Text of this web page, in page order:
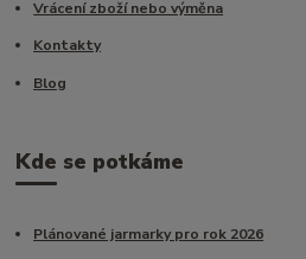
Vrácení zboží nebo výměna
Kontakty
Blog
Kde se potkáme
Plánované jarmarky pro rok 2026